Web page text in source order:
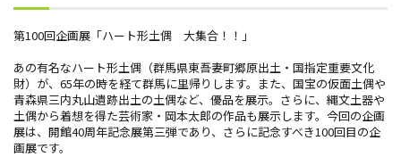
第100回企画展「ハート形土偶 大集合！！」
あの有名なハート形土偶（群馬県東吾妻町郷原出土・国指定重要文化
財）が、65年の時を経て群馬に里帰りします。また、国宝の仮面土偶や
青森県三内丸山遺跡出土の土偶など、優品を展示。さらに、縄文土器や
土偶から着想を得た芸術家・岡本太郎の作品も展示します。今回の企画
展は、開館40周年記念展第三弾であり、さらに記念すべき100回目の企
画展です。